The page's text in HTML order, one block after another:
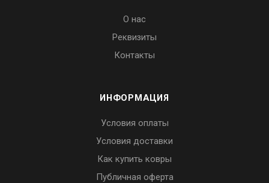
О нас
Реквизиты
Контакты
ИНФОРМАЦИЯ
Условия оплаты
Условия доставки
Как купить ковры
Публичная оферта